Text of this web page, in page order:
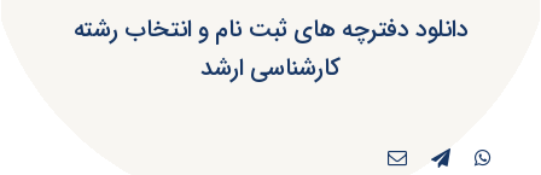
دانلود دفترچه های ثبت نام و انتخاب رشته
کارشناسی ارشد